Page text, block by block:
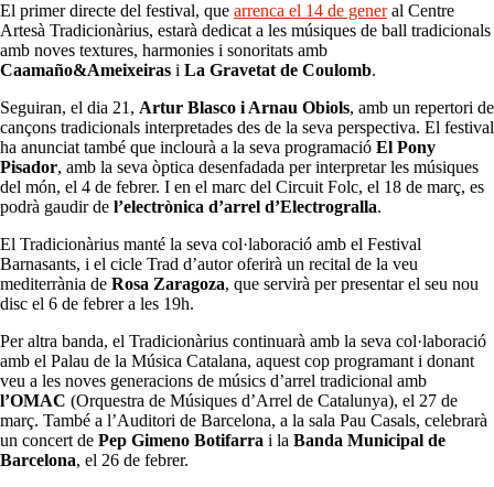
El primer directe del festival, que arrenca el 14 de general Centre
Artesà Tradicionàrius, estarà dedicat a les músiques de ball tradicionals
amb noves textures, harmonies i sonoritats amb
Caamaño&Ameixeiras i La Gravetat de Coulomb.
Seguiran, el dia 21, Artur Blasco i Arnau Obiols, amb un repertori de
cançons tradicionals interpretades des de la seva perspectiva. El festival
ha anunciat també que inclourà a la seva programació El Pony
Pisador, amb la seva òptica desenfadada per interpretar les músiques
del món, el 4 de febrer. I en el marc del Circuit Folc, el 18 de març, es
podrà gaudir de l’electrònica d’arrel d’Electrogralla.
El Tradicionàrius manté la seva col·laboració amb el Festival
Barnasants, i el cicle Trad d’autor oferirà un recital de la veu
mediterrània de Rosa Zaragoza, que servirà per presentar el seu nou
disc el 6 de febrer a les 19h.
Per altra banda, el Tradicionàrius continuarà amb la seva col·laboració
amb el Palau de la Música Catalana, aquest cop programant i donant
veu a les noves generacions de músics d’arrel tradicional amb
l’OMAC (Orquestra de Músiques d’Arrel de Catalunya), el 27 de
març. També a l’Auditori de Barcelona, a la sala Pau Casals, celebrarà
un concert de Pep Gimeno Botifarra i la Banda Municipal de
Barcelona, el 26 de febrer.